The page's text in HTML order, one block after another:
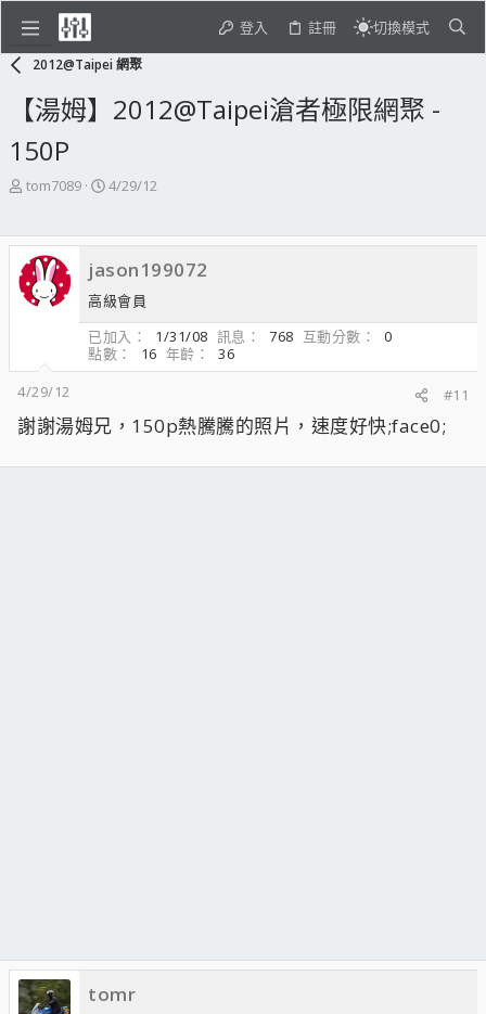
登入 註冊 切換模式
2012@Taipei 網聚
【湯姆】2012@Taipei滄者極限網聚 -
150P
主
起
人
tom7089
開
期
4/29/12
jason199072
高級會員
已加入
1/31/08 訊息 768 互動分數
0
點數
16 年齡
36
4/29/12
#11
謝謝湯姆兄，150p熱騰騰的照片，速度好快;face0;
tomr